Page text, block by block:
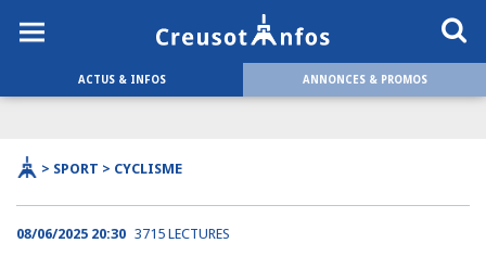
ACTUS & INFOS ANNONCES & PROMOS
> SPORT > CYCLISME
08/06/2025 20:30 3715 LECTURES